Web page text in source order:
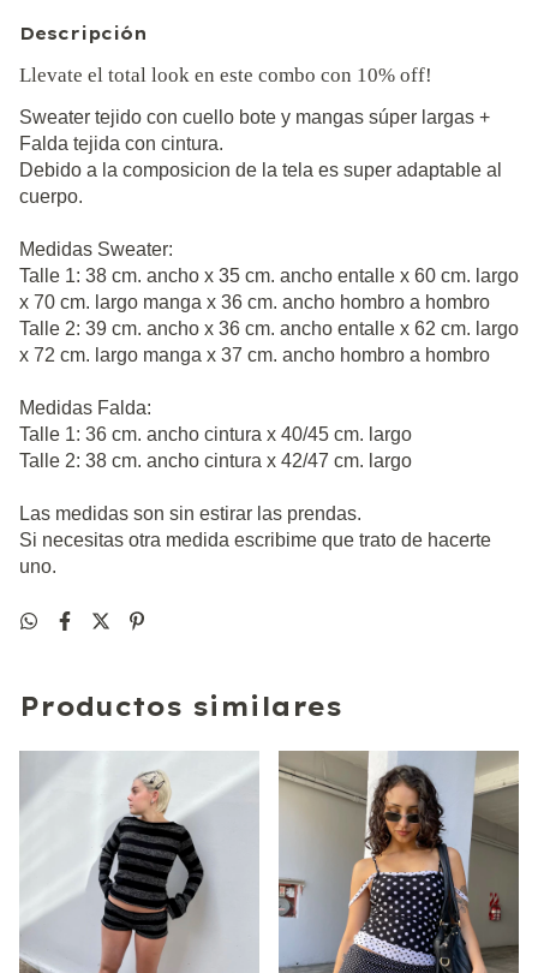
Descripción
Llevate el total look en este combo con 10% off!
Sweater tejido con cuello bote y mangas súper largas +
Falda tejida con cintura.
Debido a la composicion de la tela es super adaptable al
cuerpo.
Medidas Sweater:
Talle 1: 38 cm. ancho x 35 cm. ancho entalle x 60 cm. largo
x 70 cm. largo manga x 36 cm. ancho hombro a hombro
Talle 2: 39 cm. ancho x 36 cm. ancho entalle x 62 cm. largo
x 72 cm. largo manga x 37 cm. ancho hombro a hombro
Medidas Falda:
Talle 1: 36 cm. ancho cintura x 40/45 cm. largo
Talle 2: 38 cm. ancho cintura x 42/47 cm. largo
Las medidas son sin estirar las prendas.
Si necesitas otra medida escribime que trato de hacerte
uno.
Productos similares